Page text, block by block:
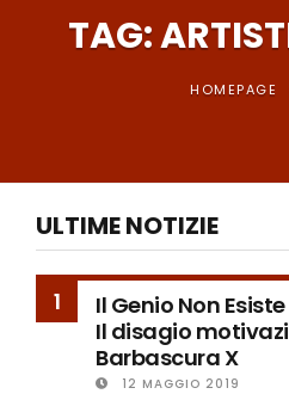
TAG:
HOMEPAGE
ULTIME NOTIZIE
1
Il Genio Non
Il disagio
Barbascura X
12 MAGGIO 2019